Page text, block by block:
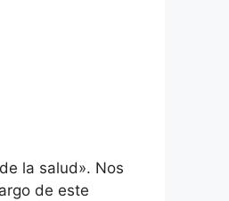
la salud». Nos
de este